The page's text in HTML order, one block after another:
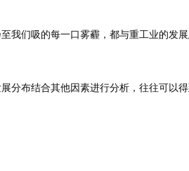
我们吸的每一口雾霾，都与重工业的发展
布结合其他因素进行分析，往往可以得